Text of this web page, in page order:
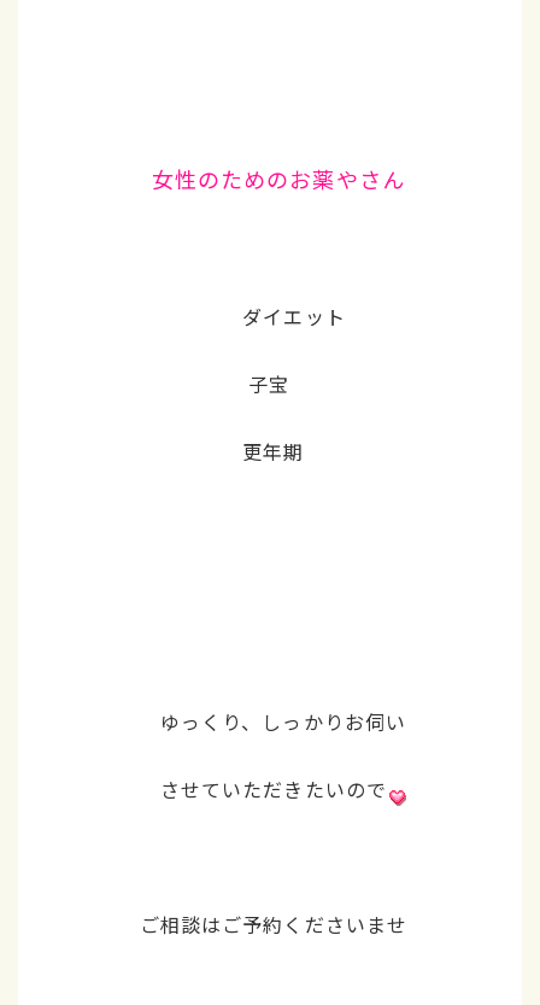
女性のためのお薬やさん
ダイエット
子宝
更年期
ゆっくり、しっかりお伺い
させていただきたいので
ご相談はご予約くださいませ